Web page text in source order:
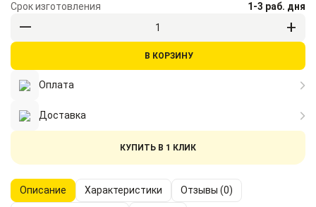
Срок изготовления
1-3 раб. дня
В КОРЗИНУ
Оплата
Доставка
КУПИТЬ В 1 КЛИК
Описание Характеристики Отзывы (0)